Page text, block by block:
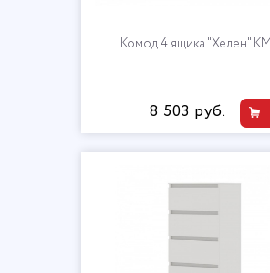
Комод 4 ящика "Хелен"
8 503 руб.